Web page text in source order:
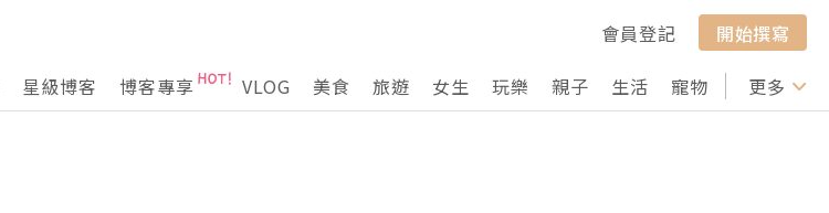
會員登記
開始撰寫
星級博客 博客專享 VLOG 美食 旅遊 女生 玩樂 親子 生活 寵物 行山 打卡
更多